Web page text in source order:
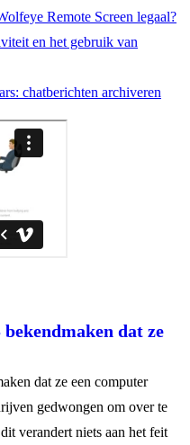
Remote Screen legaal?
en het gebruik van
chatberichten archiveren
dat ze
dat ze een computer
gedwongen om over te
verandert niets aan het feit